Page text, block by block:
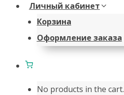
Личный кабинет
Корзина
Оформление заказа
No products in the cart.